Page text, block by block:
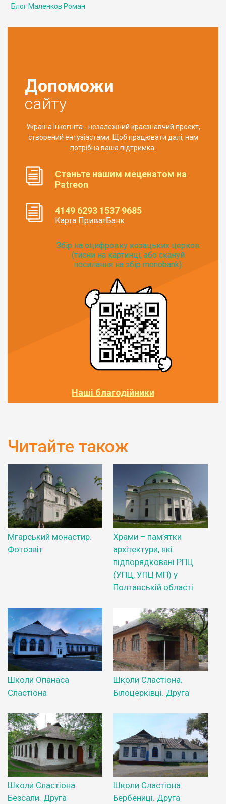
Блог Маленков Роман
Допоможи
сайту
Україна Інкогніта - незалежний краєзнавчий проект,
створений ентузіастами. Щоб працювати далі, нам
потрібна ваша підтримка.
Станьте нашим меценатом на
Patreon
4149 6293 1537 9685
Карта ПриватБанк
Збір на оцифровку козацьких церков
(тисни на картинці, або скануй
посилання на збір monobank):
Наші благодійники
Читайте також
Мгарський монастир.
Фотозвіт
Храми – пам’ятки
архітектури, які
підпорядковані РПЦ
(УПЦ, УПЦ МП) у
Полтавській області
Школи Опанаса
Сластіона
Школи Сластіона.
Білоцерківці. Друга
Школи Сластіона.
Безсали. Друга
Школи Сластіона.
Бербениці. Друга